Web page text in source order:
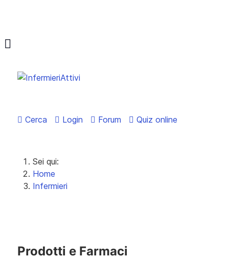
Cerca Login Forum Quiz online
Sei qui:
Home
Infermieri
Prodotti e Farmaci